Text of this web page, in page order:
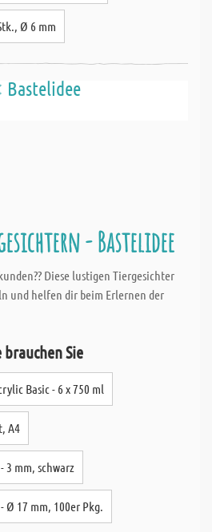
Ø 6 mm
Bastelidee
- Bastelidee
Diese lustigen Tiergesichter
und helfen dir beim Erlernen der
Sie
Basic - 6 x 750 ml
A4
3 mm, schwarz
17 mm, 100er Pkg.